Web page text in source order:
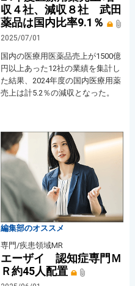
収４社、減収８社 武田
薬品は国内比率9.1％
2025/07/01
国内の医療用医薬品売上が1500億
円以上あった12社の業績を集計し
た結果、2024年度の国内医療用薬
売上は計5.2％の減収となった。
編集部のオススメ
専門/疾患領域MR
エーザイ 認知症専門Ｍ
Ｒ約45人配置